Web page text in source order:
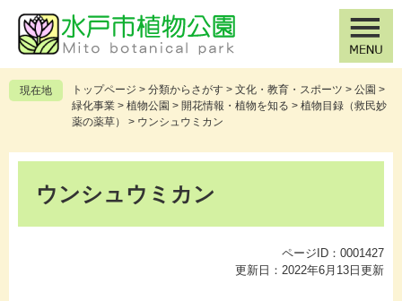
の
先
頭
ー
を
飛
現在地 トップページ > 分類からさがす > 文化・教育・スポーツ > 公園 >
緑化事業 > 植物公園 > 開花情報・植物を知る > 植物目録（救民妙
薬の薬草）
> ウンシュウミカン
ウンシュウミカン
ページID：0001427
更新日：2022年6月13日更新